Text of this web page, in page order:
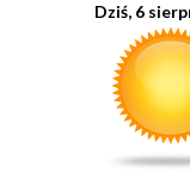
Dziś, 6